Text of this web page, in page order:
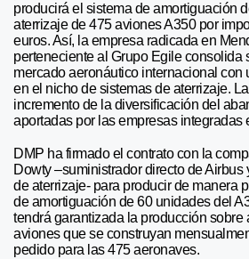
producirá el sistema de amortiguación
aterrizaje de 475 aviones A350 por
euros. Así, la empresa radicada en
perteneciente al Grupo Egile consolida
mercado aeronáutico internacional con
en el nicho de sistemas de aterrizaje.
incremento de la diversificación del
aportadas por las empresas integradas
DMP ha firmado el contrato con la
Dowty –suministrador directo de Airbus
de aterrizaje- para producir de manera
de amortiguación de 60 unidades del
tendrá garantizada la producción sobre
aviones que se construyan
pedido para las 475 aeronaves.